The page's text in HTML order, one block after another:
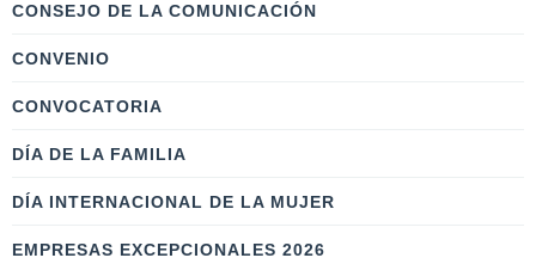
CONSEJO DE LA COMUNICACIÓN
CONVENIO
CONVOCATORIA
DÍA DE LA FAMILIA
DÍA INTERNACIONAL DE LA MUJER
EMPRESAS EXCEPCIONALES 2026